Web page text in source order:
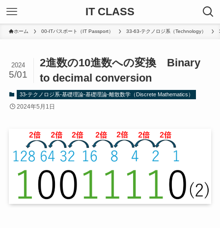
IT CLASS
ホーム 00-ITパスポート（IT Passport） 33-63-テクノロジ系（Technology）
2進数の10進数への変換 Binary
to decimal conversion
2024
5/01
33-テクノロジ系-基礎理論-基礎理論-離散数学（Discrete Mathematics）
2024年5月1日